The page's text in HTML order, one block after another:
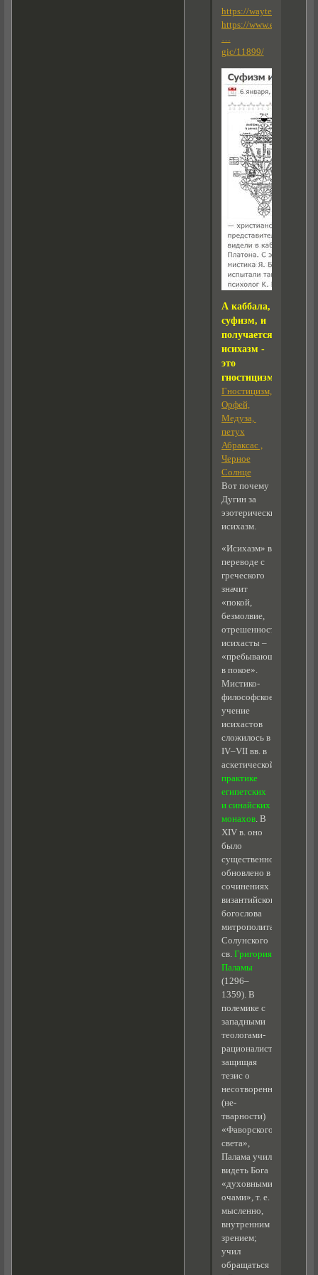
https://
https://
…
gic/11899/
А каббала,
суфизм, и
получается
исихазм -
это
гностицизм
Гностицизм,
Орфей,
Медуза,
петух
Абраксас ,
Черное
Солнце
Вот почему
Дугин за
эзотерический
исихазм.
«Исихазм» в
переводе с
греческого
значит
«покой,
безмолвие,
отрешенность»;
исихасты –
«пребывающие
в покое».
Мистико-
философское
учение
исихастов
сложилось в
IV–VII вв. в
аскетической
практике
египетских
и синайских
монахов. В
XIV в. оно
было
существенно
обновлено в
сочинениях
византийского
богослова
митрополита
Солунского
св.Григория
Паламы
(1296–
1359). В
полемике с
западными
теологами-
рационалистами,
защищая
тезис о
несотворенности
(не-
тварности)
«Фаворского
света»,
Палама учил
видеть Бога
«духовными
очами», т. е.
мысленно,
внутренним
зрением;
учил
обращаться